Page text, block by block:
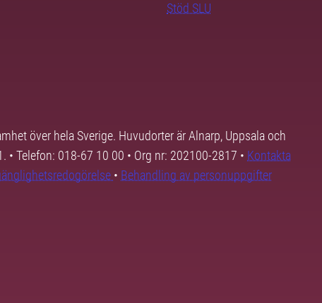
Stöd SLU
över hela Sverige. Huvudorter är Alnarp, Uppsala och
• Telefon: 018-67 10 00 • Org nr: 202100-2817 • Kontakta
• Behandling av personuppgifter